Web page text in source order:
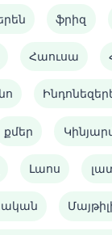
ֆրիզ
Հաուսա
քմեր
Լաոս